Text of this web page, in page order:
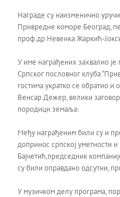
Награде су наизменично
Привредне коморе Београд,
проф.др Невенка Жаркић-
У име награђених захвалио
Српског пословног клуба
гостима укратко се обратио
Венсар Дежер, велики
породици земаља.
Међу награђеним били су и
допринос српској уметности
Бајчетић,председник
су били оправдано одсутни,
У музичком делу програма,